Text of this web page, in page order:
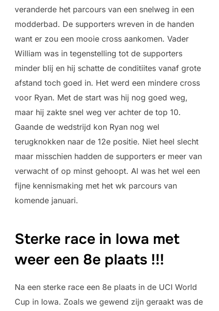
veranderde het parcours van een snelweg in een
modderbad. De supporters wreven in de handen
want er zou een mooie cross aankomen. Vader
William was in tegenstelling tot de supporters
minder blij en hij schatte de conditiites vanaf grote
afstand toch goed in. Het werd een mindere cross
voor Ryan. Met de start was hij nog goed weg,
maar hij zakte snel weg ver achter de top 10.
Gaande de wedstrijd kon Ryan nog wel
terugknokken naar de 12e positie. Niet heel slecht
maar misschien hadden de supporters er meer van
verwacht of op minst gehoopt. Al was het wel een
fijne kennismaking met het wk parcours van
komende januari.
Sterke race in Iowa met
weer een 8e plaats !!!
Na een sterke race een 8e plaats in de UCI World
Cup in Iowa. Zoals we gewend zijn geraakt was de